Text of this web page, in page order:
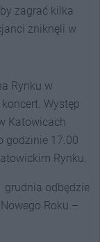
zagrać kilka
zniknęli w
Rynku w
Występ
Katowicach
godzinie 17.00
Rynku.
grudnia odbędzie
Roku –